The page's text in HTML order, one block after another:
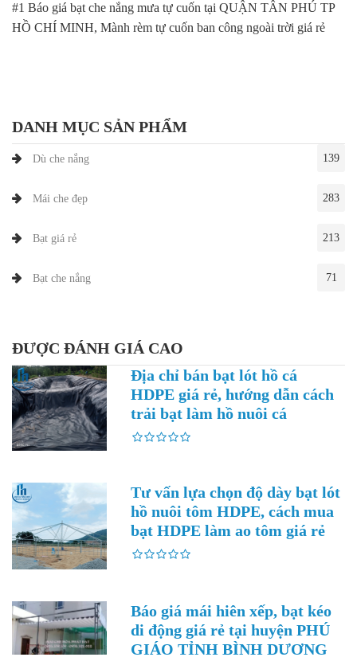
#1 Báo giá bạt che nắng mưa tự cuốn tại QUẬN TÂN PHÚ TP
HỒ CHÍ MINH, Mành rèm tự cuốn ban công ngoài trời giá rẻ
DANH MỤC SẢN PHẨM
Dù che nắng 139
Mái che đẹp 283
Bạt giá rẻ 213
Bạt che nắng 71
ĐƯỢC ĐÁNH GIÁ CAO
Địa chỉ bán bạt lót hồ cá
HDPE giá rẻ, hướng dẫn cách
trải bạt làm hồ nuôi cá
Tư vấn lựa chọn độ dày bạt lót
hồ nuôi tôm HDPE, cách mua
bạt HDPE làm ao tôm giá rẻ
Báo giá mái hiên xếp, bạt kéo
di động giá rẻ tại huyện PHÚ
GIÁO TỈNH BÌNH DƯƠNG